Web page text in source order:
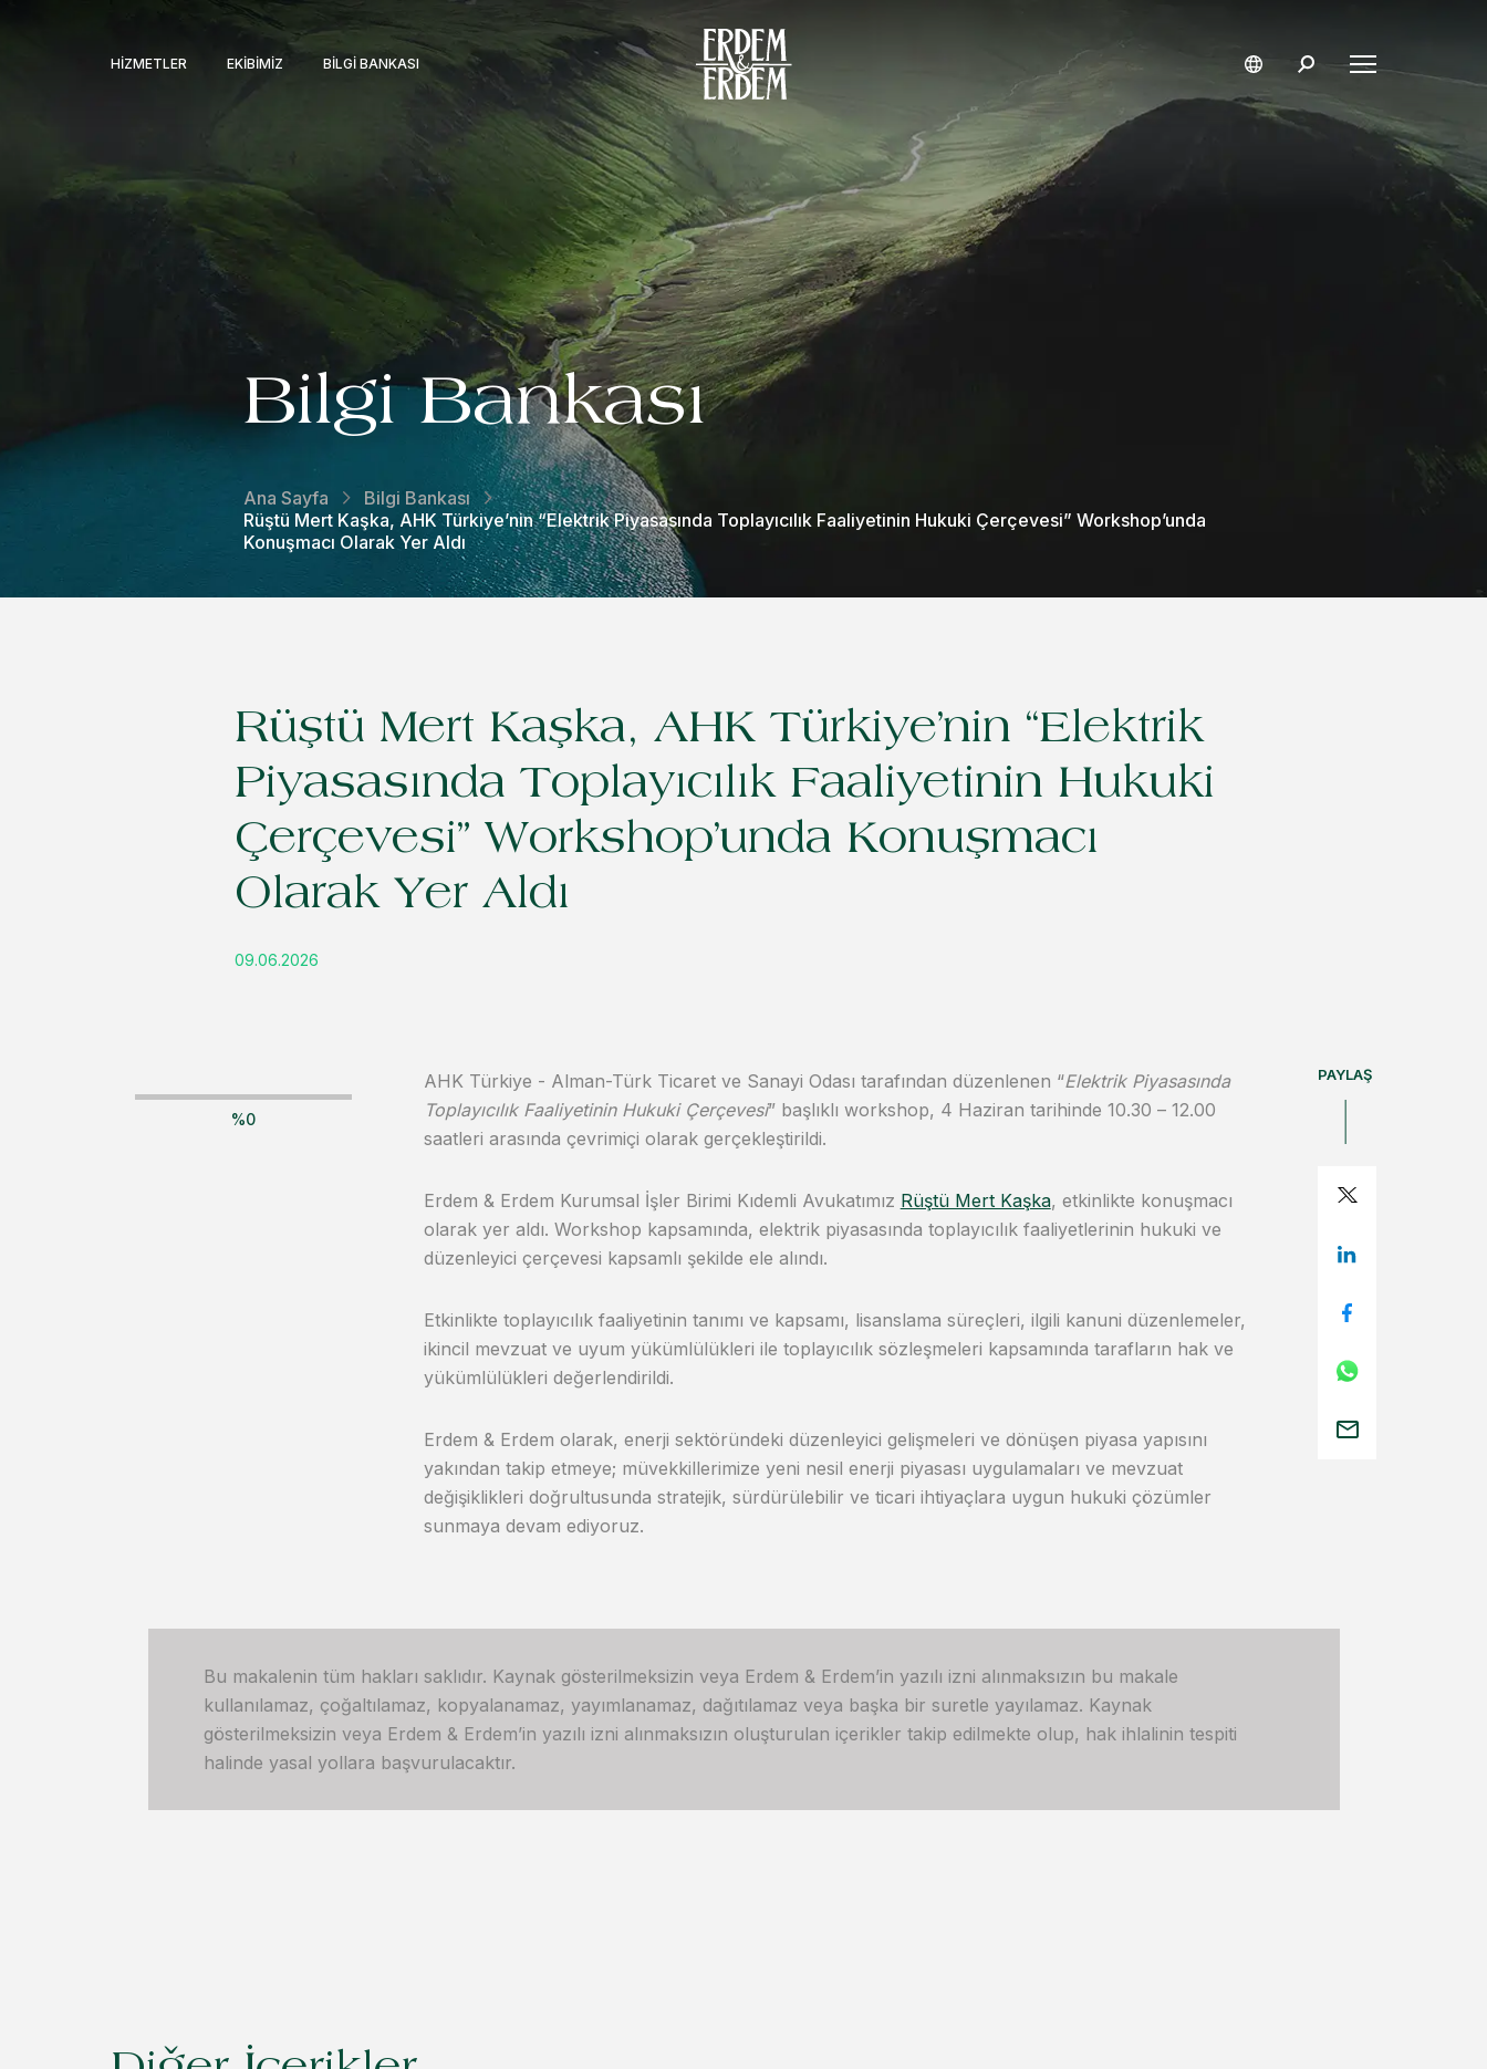
HIZMETLER EKIBIMIZ BILGI BANKASI
Bilgi Bankası
Ana Sayfa
Bilgi Bankası
Rüştü Mert Kaşka, AHK Türkiye’nin “Elektrik Piyasasında Toplayıcılık Faaliyetinin Hukuki Çerçevesi” Workshop’unda
Konuşmacı Olarak Yer Aldı
Rüştü Mert Kaşka, AHK Türkiye’nin “Elektrik
Piyasasında Toplayıcılık Faaliyetinin Hukuki
Çerçevesi” Workshop’unda Konuşmacı
Olarak Yer Aldı
09.06.2026
%0
AHK Türkiye - Alman-Türk Ticaret ve Sanayi Odası tarafından düzenlenen “Elektrik Piyasasında
Toplayıcılık Faaliyetinin Hukuki Çerçevesi” başlıklı workshop, 4 Haziran tarihinde 10.30 – 12.00
saatleri arasında çevrimiçi olarak gerçekleştirildi.
Erdem & Erdem Kurumsal İşler Birimi Kıdemli Avukatımız Rüştü Mert Kaşka, etkinlikte konuşmacı
olarak yer aldı. Workshop kapsamında, elektrik piyasasında toplayıcılık faaliyetlerinin hukuki ve
düzenleyici çerçevesi kapsamlı şekilde ele alındı.
Etkinlikte toplayıcılık faaliyetinin tanımı ve kapsamı, lisanslama süreçleri, ilgili kanuni düzenlemeler,
ikincil mevzuat ve uyum yükümlülükleri ile toplayıcılık sözleşmeleri kapsamında tarafların hak ve
yükümlülükleri değerlendirildi.
Erdem & Erdem olarak, enerji sektöründeki düzenleyici gelişmeleri ve dönüşen piyasa yapısını
yakından takip etmeye; müvekkillerimize yeni nesil enerji piyasası uygulamaları ve mevzuat
değişiklikleri doğrultusunda stratejik, sürdürülebilir ve ticari ihtiyaçlara uygun hukuki çözümler
sunmaya devam ediyoruz.
PAYLAŞ
Bu makalenin tüm hakları saklıdır. Kaynak gösterilmeksizin veya Erdem & Erdem’in yazılı izni alınmaksızın bu makale
kullanılamaz, çoğaltılamaz, kopyalanamaz, yayımlanamaz, dağıtılamaz veya başka bir suretle yayılamaz. Kaynak
gösterilmeksizin veya Erdem & Erdem’in yazılı izni alınmaksızın oluşturulan içerikler takip edilmekte olup, hak ihlalinin tespiti
halinde yasal yollara başvurulacaktır.